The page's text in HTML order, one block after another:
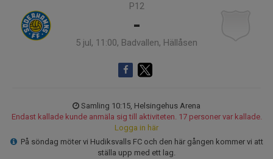
P12
-
5 jul, 11:00, Badvallen, Hällåsen
Samling 10:15, Helsingehus Arena
Endast kallade kunde anmäla sig till aktiviteten. 17 personer var kallade.
Logga in här
På söndag möter vi Hudiksvalls FC och den här gången kommer vi att
ställa upp med ett lag.